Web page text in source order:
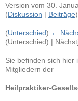
Version vom 30.
(Diskussion | Beiträge)
(Unterschied) ←
(Unterschied) |
Sie befinden sich hier
Mitgliedern der
Heilpraktiker-